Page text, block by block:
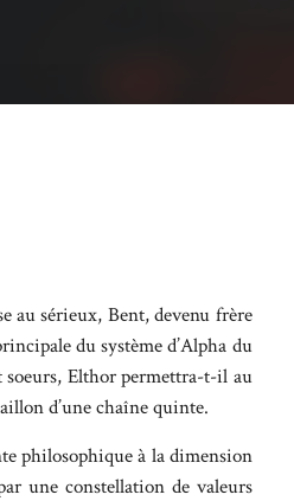
au sérieux, Bent, devenu frère
du système d’Alpha du
soeurs, Elthor permettra-t-il au
d’une chaîne quinte.
philosophique à la dimension
une constellation de valeurs